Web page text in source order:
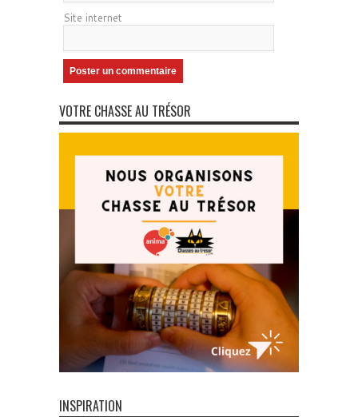
Site internet
VOTRE CHASSE AU TRÉSOR
INSPIRATION